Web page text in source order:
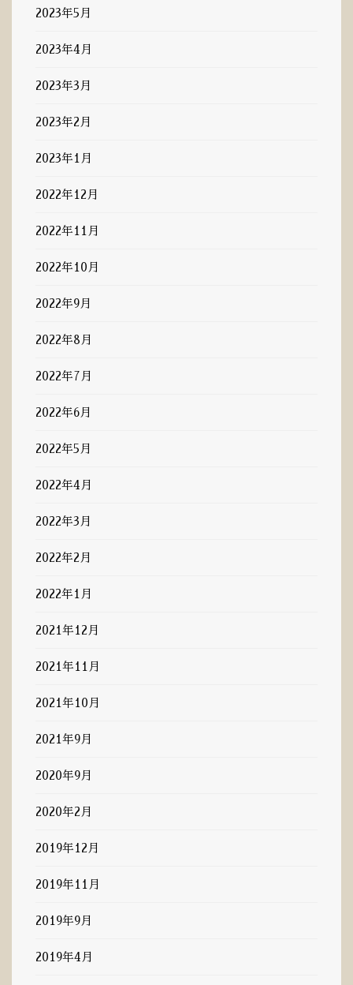
2023年5月
2023年4月
2023年3月
2023年2月
2023年1月
2022年12月
2022年11月
2022年10月
2022年9月
2022年8月
2022年7月
2022年6月
2022年5月
2022年4月
2022年3月
2022年2月
2022年1月
2021年12月
2021年11月
2021年10月
2021年9月
2020年9月
2020年2月
2019年12月
2019年11月
2019年9月
2019年4月